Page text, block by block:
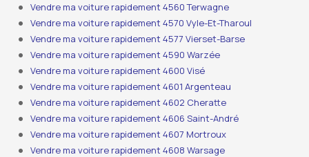
Vendre ma voiture rapidement 4560 Terwagne
Vendre ma voiture rapidement 4570 Vyle-Et-Tharoul
Vendre ma voiture rapidement 4577 Vierset-Barse
Vendre ma voiture rapidement 4590 Warzée
Vendre ma voiture rapidement 4600 Visé
Vendre ma voiture rapidement 4601 Argenteau
Vendre ma voiture rapidement 4602 Cheratte
Vendre ma voiture rapidement 4606 Saint-André
Vendre ma voiture rapidement 4607 Mortroux
Vendre ma voiture rapidement 4608 Warsage